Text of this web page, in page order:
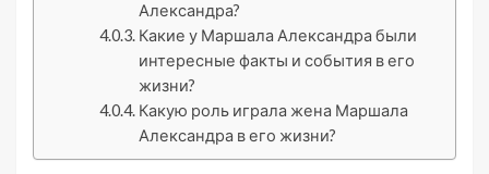
Александра?
Какие у Маршала Александра были
интересные факты и события в его
жизни?
Какую роль играла жена Маршала
Александра в его жизни?